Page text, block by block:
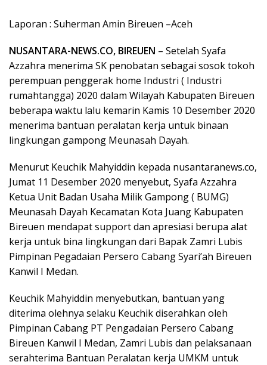
Laporan : Suherman Amin Bireuen –Aceh
NUSANTARA-NEWS.CO, BIREUEN – Setelah Syafa
Azzahra menerima SK penobatan sebagai sosok tokoh
perempuan penggerak home Industri ( Industri
rumahtangga) 2020 dalam Wilayah Kabupaten Bireuen
beberapa waktu lalu kemarin Kamis 10 Desember 2020
menerima bantuan peralatan kerja untuk binaan
lingkungan gampong Meunasah Dayah.
Menurut Keuchik Mahyiddin kepada nusantaranews.co,
Jumat 11 Desember 2020 menyebut, Syafa Azzahra
Ketua Unit Badan Usaha Milik Gampong ( BUMG)
Meunasah Dayah Kecamatan Kota Juang Kabupaten
Bireuen mendapat support dan apresiasi berupa alat
kerja untuk bina lingkungan dari Bapak Zamri Lubis
Pimpinan Pegadaian Persero Cabang Syari’ah Bireuen
Kanwil I Medan.
Keuchik Mahyiddin menyebutkan, bantuan yang
diterima olehnya selaku Keuchik diserahkan oleh
Pimpinan Cabang PT Pengadaian Persero Cabang
Bireuen Kanwil I Medan, Zamri Lubis dan pelaksanaan
serahterima Bantuan Peralatan kerja UMKM untuk